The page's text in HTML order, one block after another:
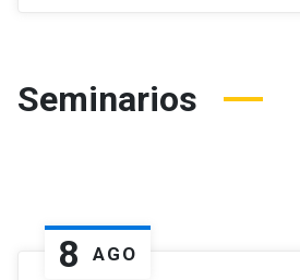
Seminarios
8 AGO